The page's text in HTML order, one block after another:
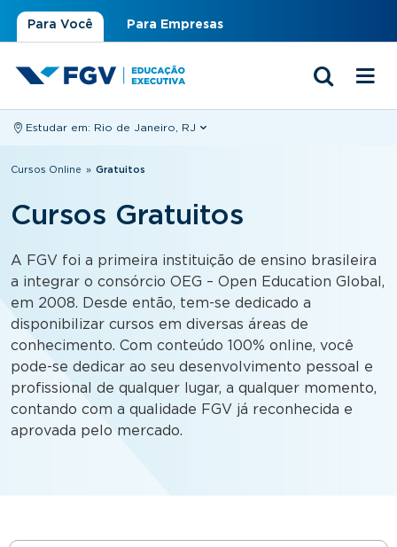
Para Você Para Empresas
Estudar em: Rio de Janeiro, RJ
Você está aqui
Cursos Online » Gratuitos
Cursos Gratuitos
A FGV foi a primeira instituição de ensino brasileira
a integrar o consórcio OEG – Open Education Global,
em 2008. Desde então, tem-se dedicado a
disponibilizar cursos em diversas áreas de
conhecimento. Com conteúdo 100% online, você
pode-se dedicar ao seu desenvolvimento pessoal e
profissional de qualquer lugar, a qualquer momento,
contando com a qualidade FGV já reconhecida e
aprovada pelo mercado.